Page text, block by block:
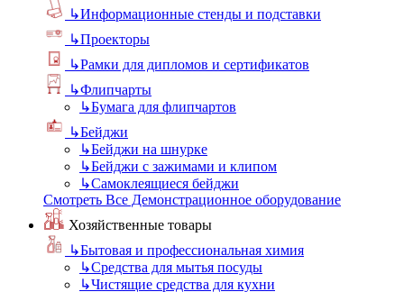
↳Информационные стенды и подставки
↳Проекторы
↳Рамки для дипломов и сертификатов
↳Флипчарты
↳Бумага для флипчартов
↳Бейджи
↳Бейджи на шнурке
↳Бейджи с зажимами и клипом
↳Самоклеящиеся бейджи
Смотреть Все Демонстрационное оборудование
Хозяйственные товары
↳Бытовая и профессиональная химия
↳Средства для мытья посуды
↳Чистящие средства для кухни